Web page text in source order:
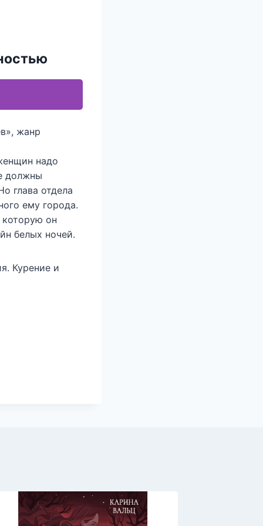
жанр
надо
должны
глава отдела
ему города.
которую он
белых ночей.
Курение и